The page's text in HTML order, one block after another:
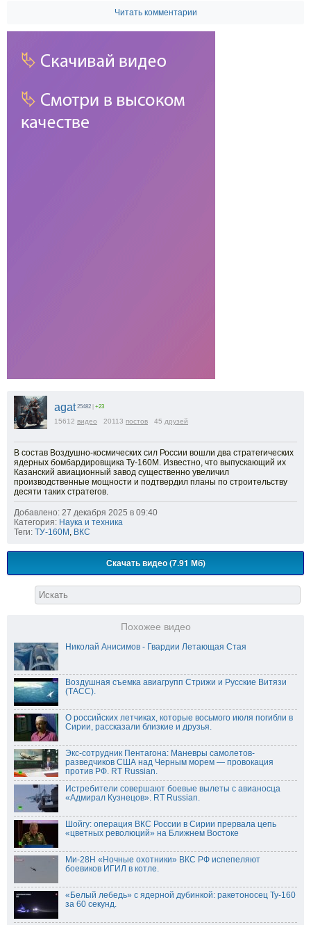
Читать комментарии
agat 25482 +23
15612 видео 20113 постов 45 друзей
В состав Воздушно-космических сил России вошли два стратегических
ядерных бомбардировщика Ту-160М. Известно, что выпускающий их
Казанский авиационный завод существенно увеличил
производственные мощности и подтвердил планы по строительству
десяти таких стратегов.
Добавлено: 27 декабря 2025 в 09:40
Категория: Наука и техника
Теги: ТУ-160М , ВКС
Скачать видео (7.91 Мб)
Похожее видео
Николай Анисимов - Гвардии Летающая Стая
Воздушная съемка авиагрупп Стрижи и Русские Витязи
(ТАСС).
О российских летчиках, которые восьмого июля погибли в
Сирии, рассказали близкие и друзья.
Экс-сотрудник Пентагона: Маневры самолетов-
разведчиков США над Черным морем — провокация
против РФ. RT Russian.
Истребители совершают боевые вылеты с авианосца
«Адмирал Кузнецов». RT Russian.
Шойгу: операция ВКС России в Сирии прервала цепь
«цветных революций» на Ближнем Востоке
Ми-28Н «Ночные охотники» ВКС РФ испепеляют
боевиков ИГИЛ в котле.
«Белый лебедь» с ядерной дубинкой: ракетоносец Ту-160
за 60 секунд.